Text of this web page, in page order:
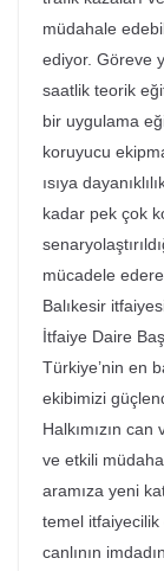
müdahale
ediyor. Göreve
saatlik teorik
bir uygulama
koruyucu
ısıya
kadar pek çok
mücadele
Balıkesir
İtfaiye Daire
Türkiye’nin en
ekibimizi
Halkımızın
ve etkili
aramıza yeni
temel
canlının